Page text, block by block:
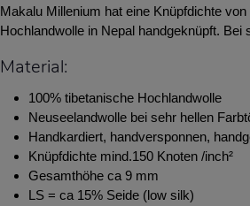
Makalu Millenium hat eine Knüpfdichte
Hochlandwolle in Nepal handgeknüpft.
Material:
100% tibetanische Hochlandwolle
Neuseelandwolle bei sehr hellen
Handkardiert, handversponnen,
Knüpfdichte mind.150 Knoten /inch²
Gesamthöhe ca 9 mm
LS = ca 15% Seide (low silk)